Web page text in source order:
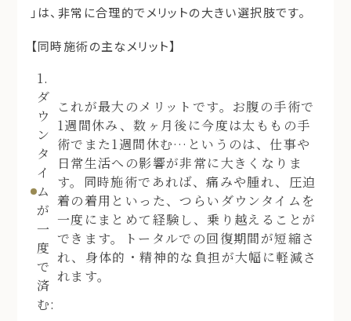
」は、非常に合理的でメリットの大きい選択肢です。
【同時施術の主なメリット】
1.
ダ
ウ
ン
タ
イ
ム
が
一
度
で
済
む:
これが最大のメリットです。お腹の手術で
1週間休み、数ヶ月後に今度は太ももの手
術でまた1週間休む…というのは、仕事や
日常生活への影響が非常に大きくなりま
す。同時施術であれば、痛みや腫れ、圧迫
着の着用といった、つらいダウンタイムを
一度にまとめて経験し、乗り越えることが
できます。トータルでの回復期間が短縮さ
れ、身体的・精神的な負担が大幅に軽減さ
れます。